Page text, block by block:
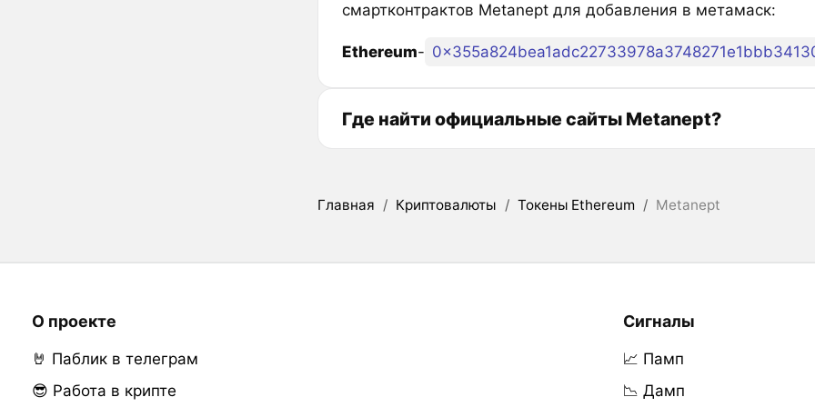
смартконтрактов Metanept для добавления в метамаск:
Ethereum-
Где найти официальные сайты Metanept?
Главная / Криптовалюты / Токены Ethereum / Metanept
О проекте
🤘 Паблик в телеграм
😎 Работа в крипте
Сигналы
📈 Памп
📉 Дамп